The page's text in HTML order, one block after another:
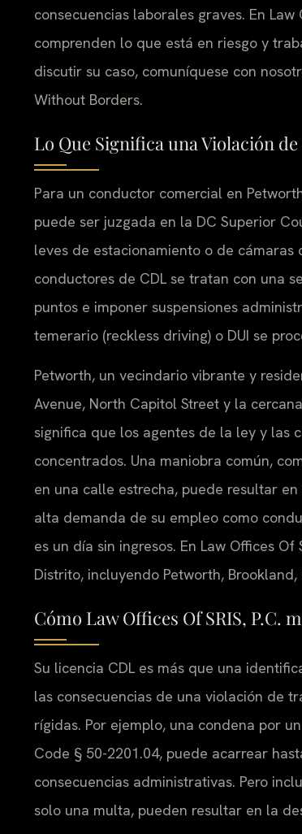
consecuencias laborales graves. En
comprenden lo que está en riesgo y
discutir su caso, comuníquese con
Without Borders.
Lo Que Significa una Violación
Para un conductor comercial en
puede ser juzgada en la DC Superior
leves de estacionamiento o de
conductores de CDL se tratan con una
puntos e imponer suspensiones
temerario (reckless driving) o DUI se
Petworth, un vecindario vibrante y
Avenue, North Capitol Street y la
significa que los agentes de la ley y las
concentrados. Una maniobra común,
en una calle estrecha, puede resultar
alta demanda de su empleo como
es un día sin ingresos. En Law Offices
Distrito, incluyendo Petworth,
Cómo Law Offices Of SRIS, P.C.
Su licencia CDL es más que una
las consecuencias de una violación de
rígidas. Por ejemplo, una condena por
Code § 50-2201.04, puede acarrear
consecuencias administrativas. Pero
solo una multa, pueden resultar en la